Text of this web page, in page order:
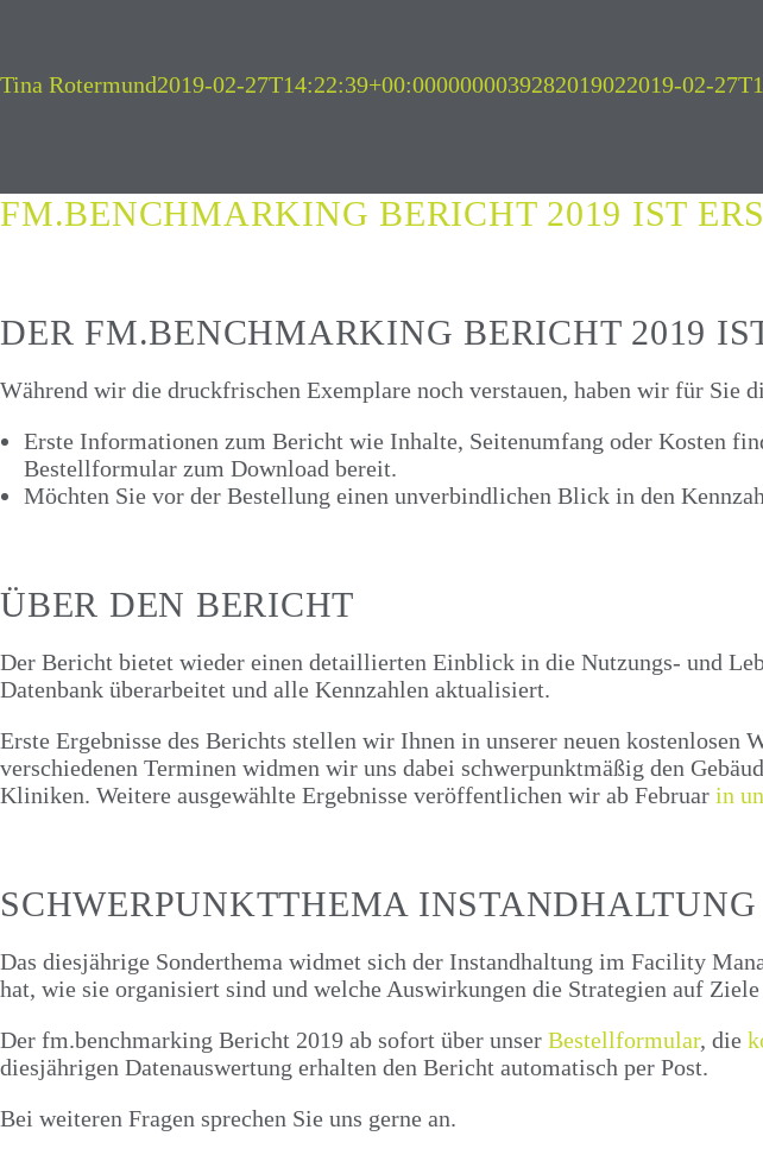
Autor
Tina RotermundVeröffentlicht
2019-02-27T14:22:39+00:0000000039282019022019-02-
FM.BENCHMARKING BERICHT 2019 IST
DER FM.BENCHMARKING BERICHT 2019
Während wir die druckfrischen Exemplare noch verstauen, haben wir für
Erste Informationen zum Bericht wie Inhalte, Seitenumfang oder Kosten
Bestellformular zum Download bereit.
Möchten Sie vor der Bestellung einen unverbindlichen Blick in den
ÜBER DEN BERICHT
Der Bericht bietet wieder einen detaillierten Einblick in die Nutzungs- und
Datenbank überarbeitet und alle Kennzahlen aktualisiert.
Erste Ergebnisse des Berichts stellen wir Ihnen in unserer neuen kostenlosen
verschiedenen Terminen widmen wir uns dabei schwerpunktmäßig den
Kliniken. Weitere ausgewählte Ergebnisse veröffentlichen wir ab Februar in
SCHWERPUNKTTHEMA INSTANDHALTUNG
Das diesjährige Sonderthema widmet sich der Instandhaltung im Facility
hat, wie sie organisiert sind und welche Auswirkungen die Strategien auf
Der fm.benchmarking Bericht 2019 ab sofort über unser Bestellformular, die
diesjährigen Datenauswertung erhalten den Bericht automatisch per Post.
Bei weiteren Fragen sprechen Sie uns gerne an.